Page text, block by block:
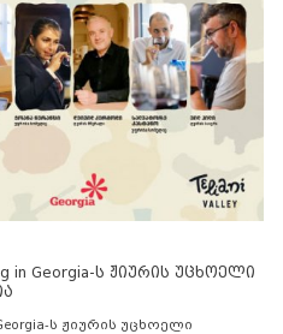
in Georgia-ს ჟიურის უცხოელი
Georgia-ს ჟიურის უცხოელი